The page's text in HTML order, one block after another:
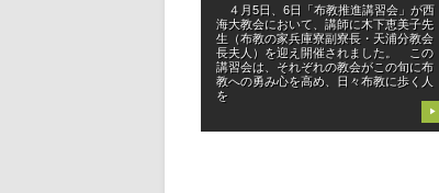
４月5日、6日「布教推進講習会」が西
海大教会において、講師に木下恵美子先
生（布教の家兵庫寮副寮長・天浦分教会
長夫人）を迎え開催されました。 この
講習会は、それぞれの教会がこの旬に布
教への勇み心を高め、日々布教に歩く人
を
▶